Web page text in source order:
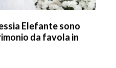
Elefante sono
da favola in